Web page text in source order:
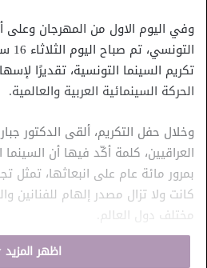
وفي اليوم الاول من المهرجان وعلى
تكريم السينما التونسية، تقديرًا
الحركة السينمائية العربية والعالمية.
وخلال حفل التكريم، ألقى الدكتور
العراقيين، كلمة أكّد فيها أن
بمرور مائة عام على انبعاثها، تمثل
كانت ولا تزال مصدر إلهام للفنانين
مختلف دول العالم.
وخلال الحفل، قدّم الدكتور جبار جودي
اظهر المزيد